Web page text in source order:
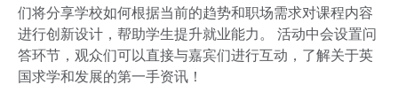
们将分享学校如何根据当前的趋势和职场需求对课程内容
进行创新设计，帮助学生提升就业能力。 活动中会设置问
答环节，观众们可以直接与嘉宾们进行互动，了解关于英
国求学和发展的第一手资讯！